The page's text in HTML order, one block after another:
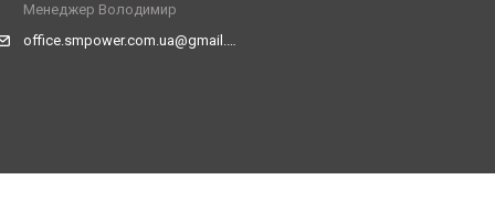
Менеджер Володимир